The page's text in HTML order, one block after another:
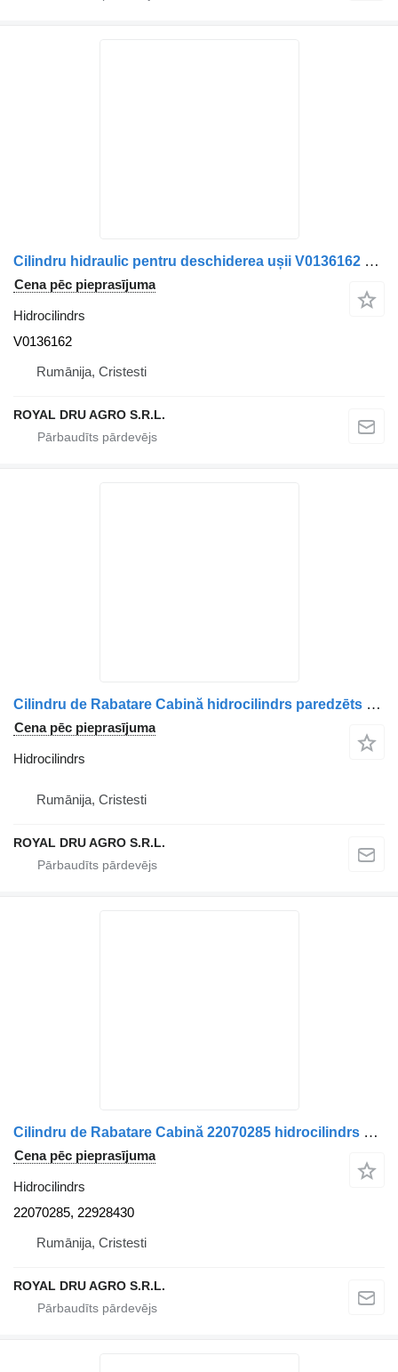
Cilindru hidraulic pentru deschiderea ușii V0136162 hidrocilindrs paredzēts Volvo kravas automašīnas
Cena pēc pieprasījuma
Hidrocilindrs
V0136162
Rumānija, Cristesti
ROYAL DRU AGRO S.R.L.
Cilindru de Rabatare Cabină hidrocilindrs paredzēts Volvo 22928427 23679505 21882635 21455230 22070283 kravas automašīnas
Cena pēc pieprasījuma
Hidrocilindrs
Rumānija, Cristesti
ROYAL DRU AGRO S.R.L.
Cilindru de Rabatare Cabină 22070285 hidrocilindrs paredzēts Volvo 9484 15060 kravas automašīnas
Cena pēc pieprasījuma
Hidrocilindrs
22070285, 22928430
Rumānija, Cristesti
ROYAL DRU AGRO S.R.L.